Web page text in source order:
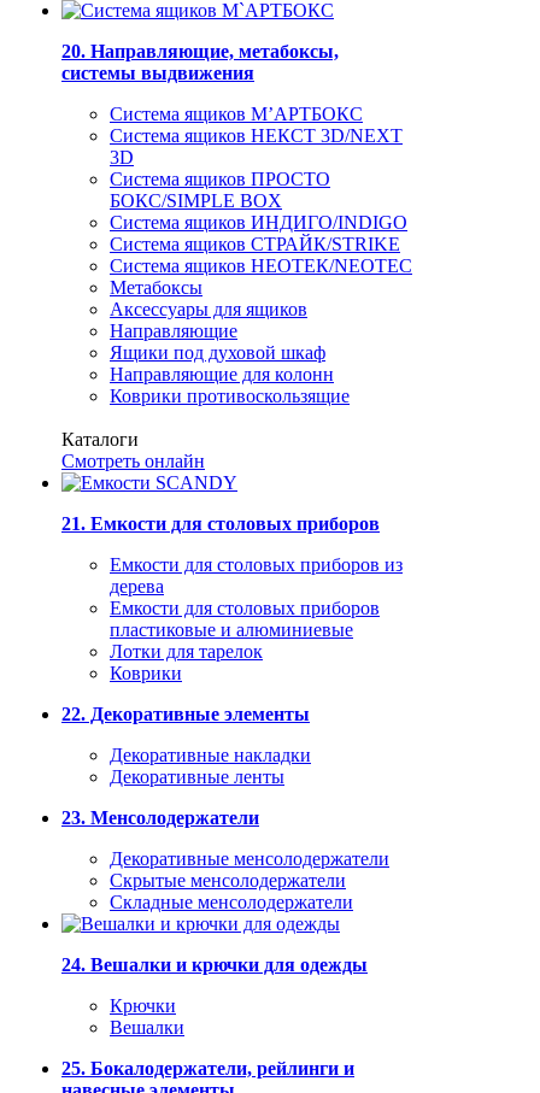
20. Направляющие, метабоксы,
системы выдвижения
Система ящиков М’АРТБОКС
Система ящиков НЕКСТ 3D/NEXT
3D
Система ящиков ПРОСТО
БОКС/SIMPLE BOX
Система ящиков ИНДИГО/INDIGO
Система ящиков СТРАЙК/STRIKE
Система ящиков НЕОТЕК/NEOTEC
Метабоксы
Аксессуары для ящиков
Направляющие
Ящики под духовой шкаф
Направляющие для колонн
Коврики противоскользящие
Каталоги
Смотреть онлайн
21. Емкости для столовых приборов
Емкости для столовых приборов из
дерева
Емкости для столовых приборов
пластиковые и алюминиевые
Лотки для тарелок
Коврики
22. Декоративные элементы
Декоративные накладки
Декоративные ленты
23. Менсолодержатели
Декоративные менсолодержатели
Скрытые менсолодержатели
Складные менсолодержатели
24. Вешалки и крючки для одежды
Крючки
Вешалки
25. Бокалодержатели, рейлинги и